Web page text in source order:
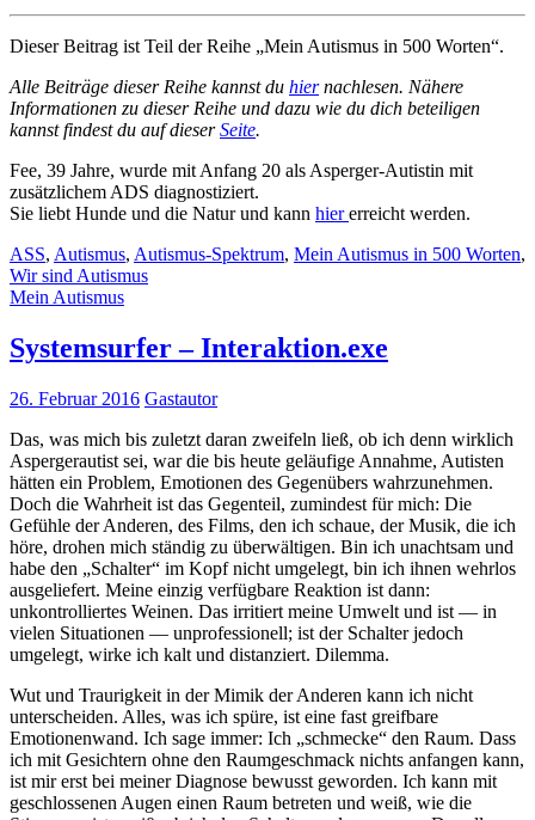
Dieser Beitrag ist Teil der Reihe „Mein Autismus in 500 Worten“.
Alle Beiträge dieser Reihe kannst du hiernachlesen. Nähere
Informationen zu dieser Reihe und dazu wie du dich beteiligen
kannst findest du auf dieserSeite.
Fee, 39 Jahre, wurde mit Anfang 20 als Asperger-Autistin mit
zusätzlichem ADS diagnostiziert.
Sie liebt Hunde und die Natur und kann hiererreicht werden.
ASS, Autismus, Autismus-Spektrum, Mein Autismus in 500 Worten,
Wir sind Autismus
Mein Autismus
Systemsurfer – Interaktion.exe
26. Februar 2016 Gastautor
Das, was mich bis zuletzt daran zweifeln ließ, ob ich denn wirklich
Aspergerautist sei, war die bis heute geläufige Annahme, Autisten
hätten ein Problem, Emotionen des Gegenübers wahrzunehmen.
Doch die Wahrheit ist das Gegenteil, zumindest für mich: Die
Gefühle der Anderen, des Films, den ich schaue, der Musik, die ich
höre, drohen mich ständig zu überwältigen. Bin ich unachtsam und
habe den „Schalter“ im Kopf nicht umgelegt, bin ich ihnen wehrlos
ausgeliefert. Meine einzig verfügbare Reaktion ist dann:
unkontrolliertes Weinen. Das irritiert meine Umwelt und ist — in
vielen Situationen — unprofessionell; ist der Schalter jedoch
umgelegt, wirke ich kalt und distanziert. Dilemma.
Wut und Traurigkeit in der Mimik der Anderen kann ich nicht
unterscheiden. Alles, was ich spüre, ist eine fast greifbare
Emotionenwand. Ich sage immer: Ich „schmecke“ den Raum. Dass
ich mit Gesichtern ohne den Raumgeschmack nichts anfangen kann,
ist mir erst bei meiner Diagnose bewusst geworden. Ich kann mit
geschlossenen Augen einen Raum betreten und weiß, wie die